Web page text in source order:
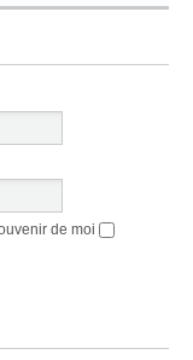
de moi